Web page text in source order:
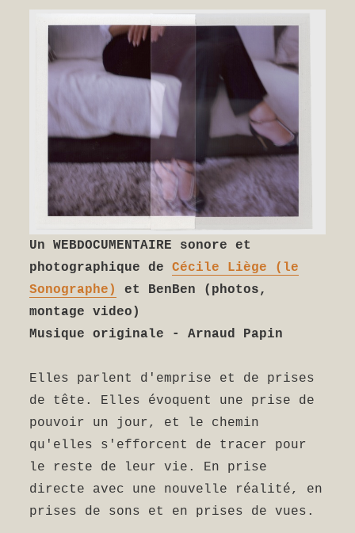
Un WEBDOCUMENTAIRE sonore et
photographique deCécile Liège (le
Sonographe)
et BenBen (photos,
montage video)
Musique originale - Arnaud Papin
Elles parlent d'emprise et de prises
de tête. Elles évoquent une prise de
pouvoir un jour, et le chemin
qu'elles s'efforcent de tracer pour
le reste de leur vie. En prise
directe avec une nouvelle réalité, en
prises de sons et en prises de vues.